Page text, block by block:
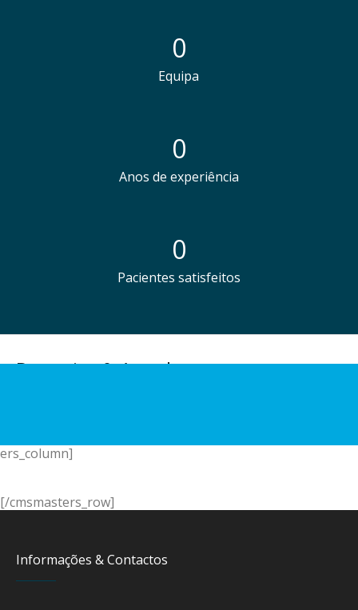
0
Equipa
0
Anos de experiência
0
Pacientes satisfeitos
Parcerias & Acordos
ers_column]
[/cmsmasters_row]
Informações & Contactos